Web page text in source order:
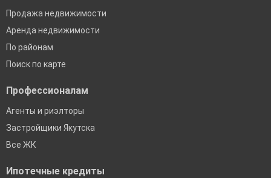
Продажа недвижимости
Аренда недвижимости
По районам
Поиск по карте
Профессионалам
Агенты и риэлторы
Застройщики Якутска
Все ЖК
Ипотечные кредиты